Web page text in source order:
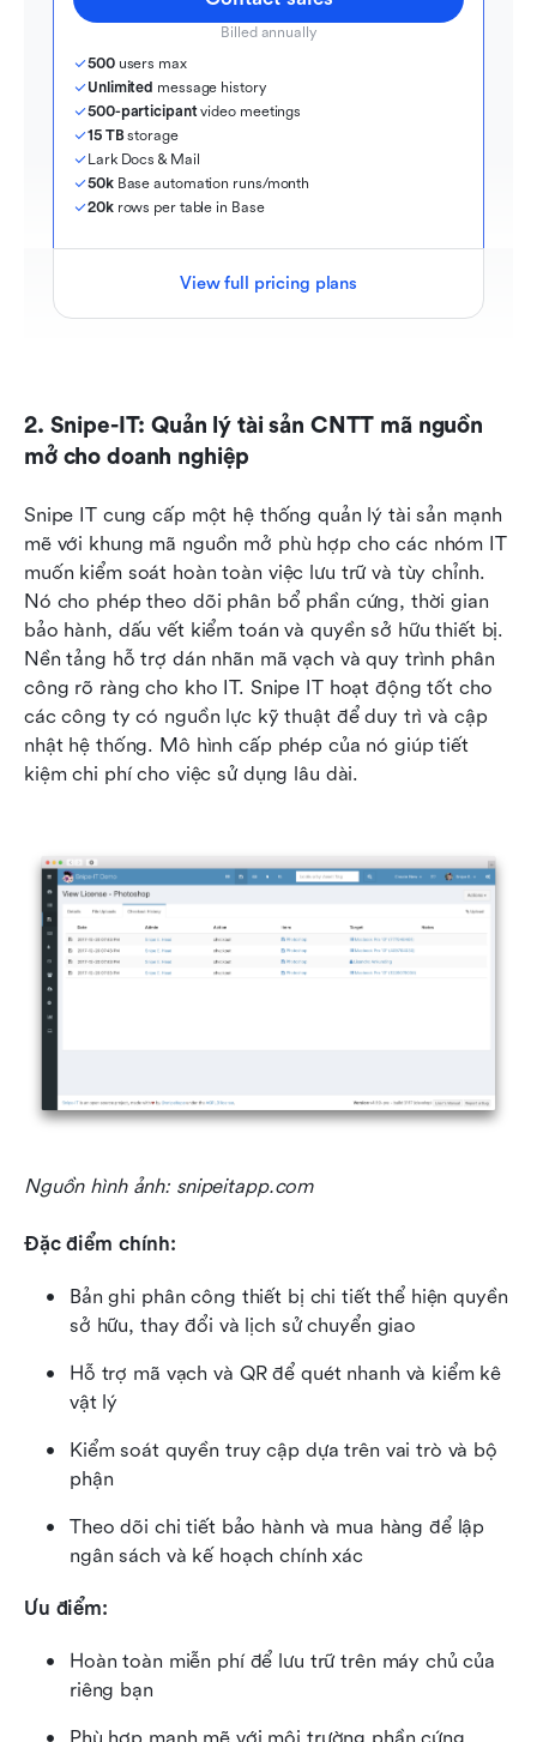
Billed annually
500 users max
Unlimited message history
500-participant video meetings
15 TB storage
Lark Docs & Mail
50k Base automation runs/month
20k rows per table in Base
View full pricing plans
2. Snipe-IT: Quản lý tài sản CNTT mã nguồn
mở cho doanh nghiệp
Snipe IT cung cấp một hệ thống quản lý tài sản mạnh
mẽ với khung mã nguồn mở phù hợp cho các nhóm IT
muốn kiểm soát hoàn toàn việc lưu trữ và tùy chỉnh.
Nó cho phép theo dõi phân bổ phần cứng, thời gian
bảo hành, dấu vết kiểm toán và quyền sở hữu thiết bị.
Nền tảng hỗ trợ dán nhãn mã vạch và quy trình phân
công rõ ràng cho kho IT. Snipe IT hoạt động tốt cho
các công ty có nguồn lực kỹ thuật để duy trì và cập
nhật hệ thống. Mô hình cấp phép của nó giúp tiết
kiệm chi phí cho việc sử dụng lâu dài.
Nguồn hình ảnh: snipeitapp.com
Đặc điểm chính:
Bản ghi phân công thiết bị chi tiết thể hiện quyền
sở hữu, thay đổi và lịch sử chuyển giao
Hỗ trợ mã vạch và QR để quét nhanh và kiểm kê
vật lý
Kiểm soát quyền truy cập dựa trên vai trò và bộ
phận
Theo dõi chi tiết bảo hành và mua hàng để lập
ngân sách và kế hoạch chính xác
Ưu điểm:
Hoàn toàn miễn phí để lưu trữ trên máy chủ của
riêng bạn
Phù hợp mạnh mẽ với môi trường phần cứng